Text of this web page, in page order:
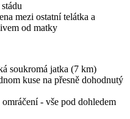
mezi ostatní telátka a
od matky
soukromá jatka (7 km)
kuse na přesně dohodnutý
- vše pod dohledem